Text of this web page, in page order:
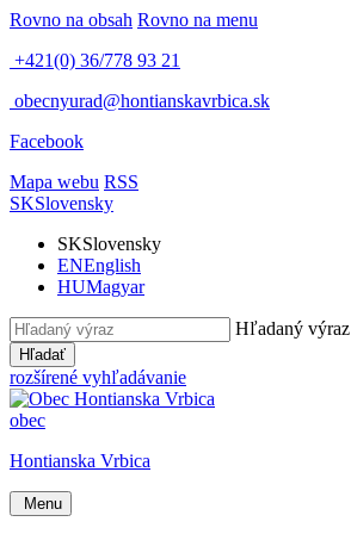
Rovno na obsah Rovno na menu
+421(0) 36/778 93 21
obecnyurad@hontianskavrbica.sk
Facebook
Mapa webu RSS
SKSlovensky
SKSlovensky
ENEnglish
HUMagyar
Hľadaný výraz
Hľadať
rozšírené vyhľadávanie
obec
Hontianska Vrbica
Menu